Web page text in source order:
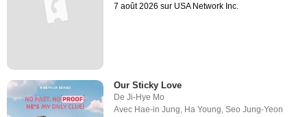
7 août 2026 sur USA Network Inc.
Our Sticky Love
DeJi-Hye Mo
Avec Hae-in Jung Ha Young ,Seo Jung-Yeon